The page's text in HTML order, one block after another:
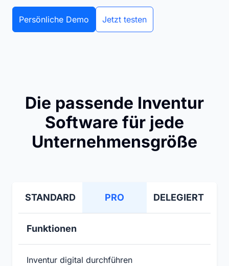
Persönliche Demo Jetzt testen
Die passende Inventur
Software für jede
Unternehmensgröße
STANDARD PRO DELEGIERT
Funktionen
Inventur digital durchführen